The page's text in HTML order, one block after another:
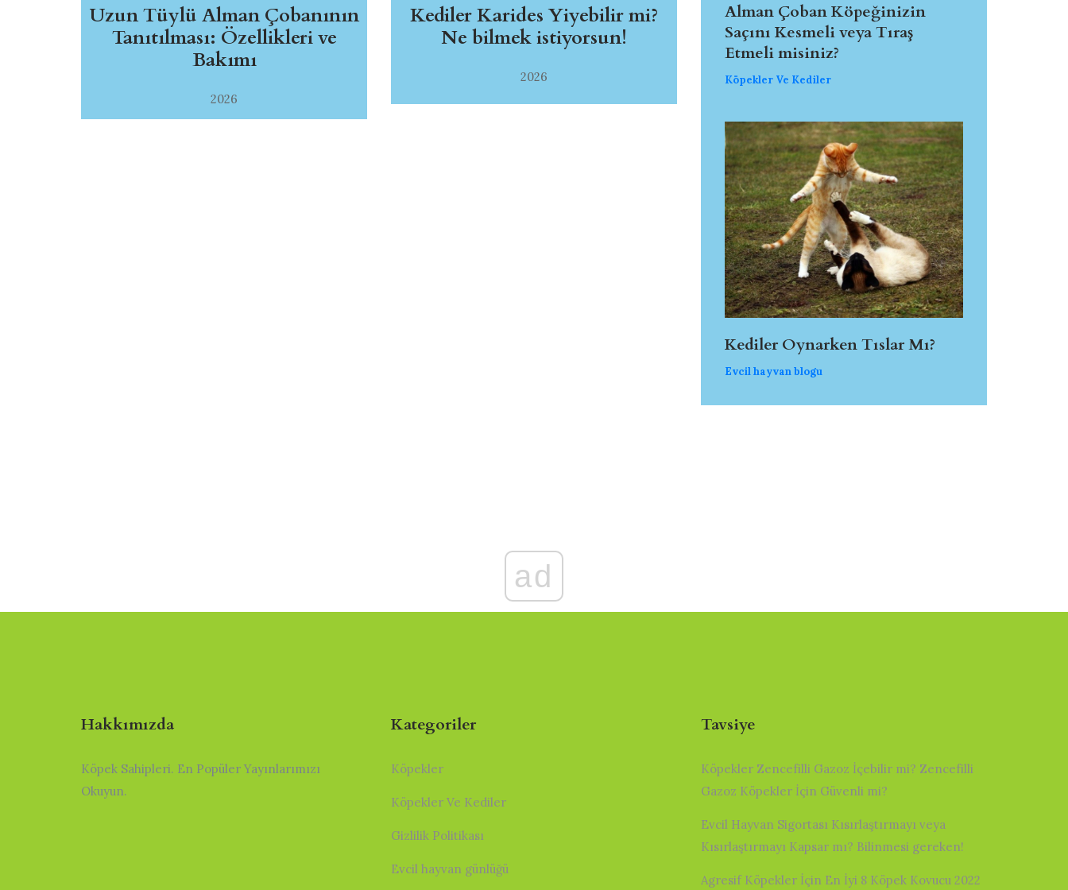
Uzun Tüylü Alman Çobanının
Tanıtılması: Özellikleri ve
Bakımı
2026
Kediler Karides Yiyebilir mi?
Ne bilmek istiyorsun!
2026
Alman Çoban Köpeğinizin
Saçını Kesmeli veya Tıraş
Etmeli misiniz?
Köpekler Ve Kediler
Kediler Oynarken Tıslar Mı?
Evcil hayvan blogu
ad
Hakkımızda
Köpek Sahipleri. En Popüler Yayınlarımızı
Okuyun.
Kategoriler
Köpekler
Köpekler Ve Kediler
Gizlilik Politikası
Evcil hayvan günlüğü
Tavsiye
Köpekler Zencefilli Gazoz İçebilir mi? Zencefilli
Gazoz Köpekler İçin Güvenli mi?
Evcil Hayvan Sigortası Kısırlaştırmayı veya
Kısırlaştırmayı Kapsar mı? Bilinmesi gereken!
Agresif Köpekler İçin En İyi 8 Köpek Kovucu 2022